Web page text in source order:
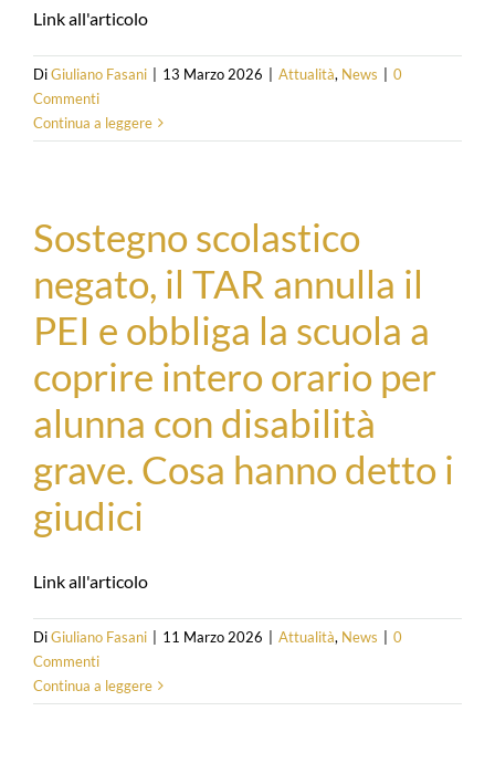
Link all'articolo
DiGiuliano Fasani | 13 Marzo 2026 | Attualità, News | 0
Commenti
Continua a leggere
Sostegno scolastico
negato, il TAR annulla il
PEI e obbliga la scuola a
coprire intero orario per
alunna con disabilità
grave. Cosa hanno detto i
giudici
Link all'articolo
DiGiuliano Fasani | 11 Marzo 2026 | Attualità, News | 0
Commenti
Continua a leggere